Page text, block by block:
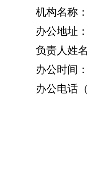
机构名称
办公地址 ：
负责人姓
办公时间
办公电话